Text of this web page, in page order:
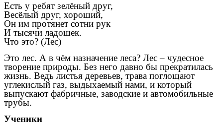
Есть у ребят зелёный друг,
Весёлый друг, хороший,
Он им протянет сотни рук
И тысячи ладошек.
Что это? (Лес)
Это лес. А в чём назначение леса? Лес – чудесное
творение природы. Без него давно бы прекратилась
жизнь. Ведь листья деревьев, трава поглощают
углекислый газ, выдыхаемый нами, и который
выпускают фабричные, заводские и автомобильные
трубы.
Ученики